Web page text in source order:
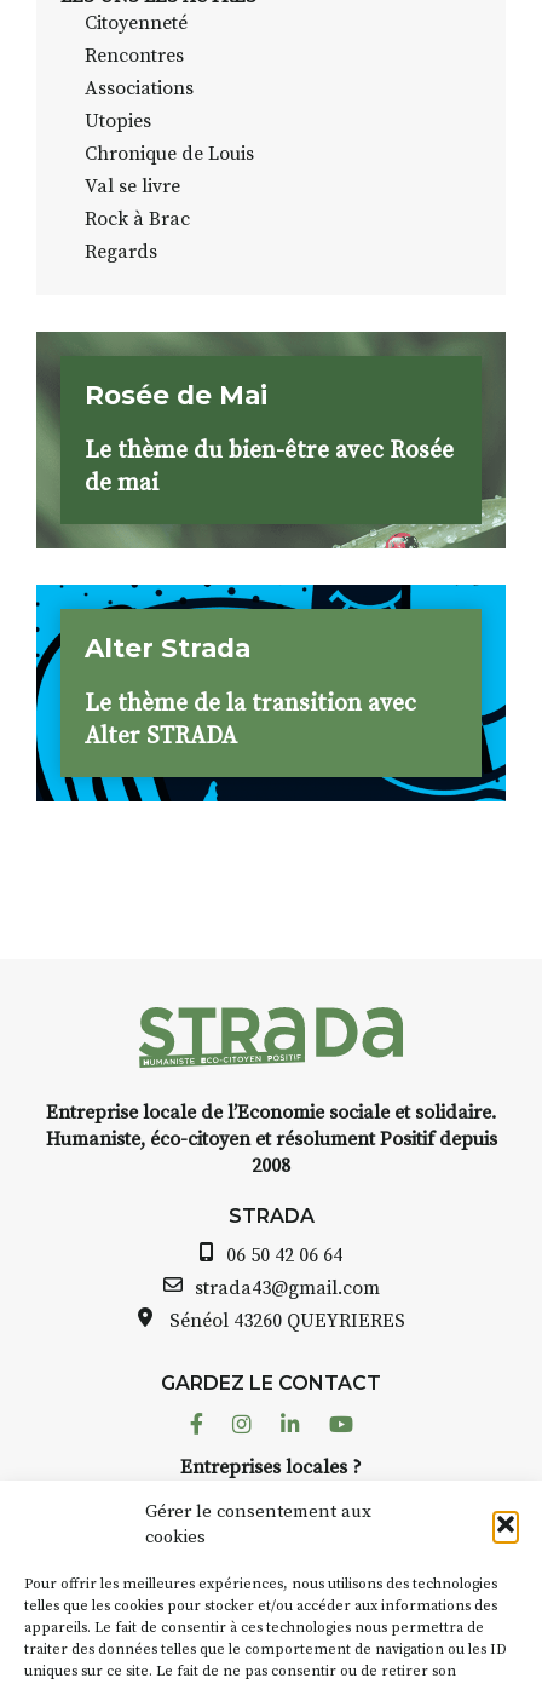
Gérer le consentement aux
cookies
Pour offrir les meilleures expériences, nous utilisons des technologies
telles que les cookies pour stocker et/ou accéder aux informations des
appareils. Le fait de consentir à ces technologies nous permettra de
traiter des données telles que le comportement de navigation ou les ID
uniques sur ce site. Le fait de ne pas consentir ou de retirer son
Citoyenneté
Rencontres
Associations
Utopies
Chronique de Louis
Val se livre
Rock à Brac
Regards
Rosée de Mai
Le thème du bien-être avec Rosée
de mai
Alter Strada
Le thème de la transition avec
Alter STRADA
Entreprise locale de l’Economie sociale et solidaire.
Humaniste, éco-citoyen et résolument Positif depuis
2008
STRADA
06 50 42 06 64
strada43@gmail.com
Sénéol 43260 QUEYRIERES
GARDEZ LE CONTACT
FacebookInstagram
LinkedinYoutube
Entreprises locales ?
Suivez toute l'actu de Strada